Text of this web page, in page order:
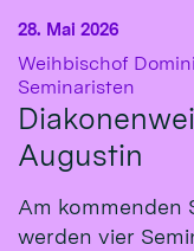
Weihbischof
Seminaristen
Augustin
28. Mai 2026
Am kommenden
werden vier